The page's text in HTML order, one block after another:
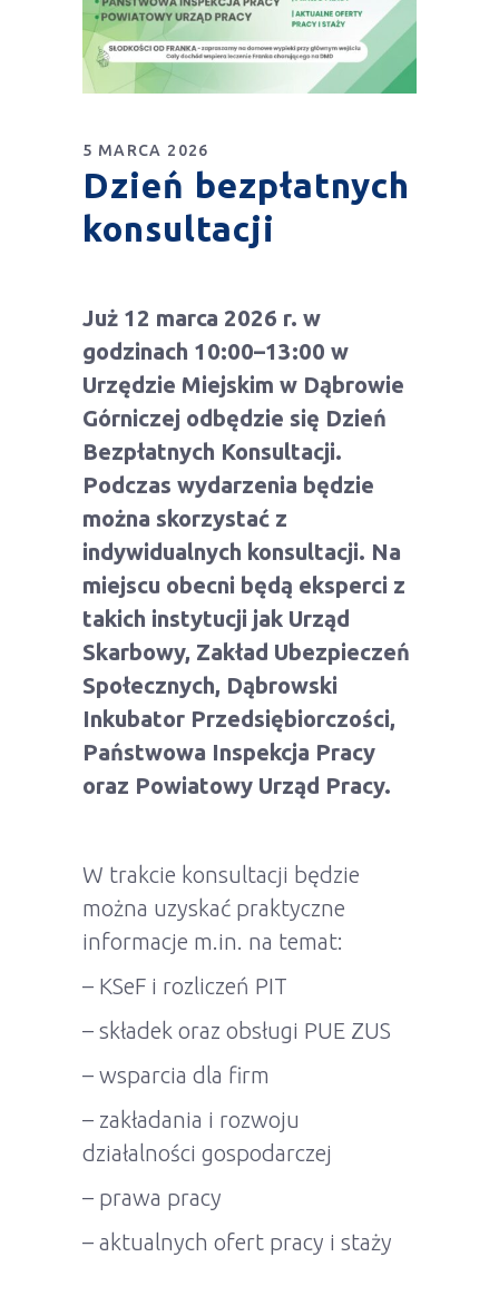
5 MARCA 2026
Dzień bezpłatnych
konsultacji
Już 12 marca 2026 r. w
godzinach 10:00–13:00 w
Urzędzie Miejskim w Dąbrowie
Górniczej odbędzie się Dzień
Bezpłatnych Konsultacji.
Podczas wydarzenia będzie
można skorzystać z
indywidualnych konsultacji. Na
miejscu obecni będą eksperci z
takich instytucji jak Urząd
Skarbowy, Zakład Ubezpieczeń
Społecznych, Dąbrowski
Inkubator Przedsiębiorczości,
Państwowa Inspekcja Pracy
oraz Powiatowy Urząd Pracy.
W trakcie konsultacji będzie
można uzyskać praktyczne
informacje m.in. na temat:
– KSeF i rozliczeń PIT
– składek oraz obsługi PUE ZUS
– wsparcia dla firm
– zakładania i rozwoju
działalności gospodarczej
– prawa pracy
– aktualnych ofert pracy i staży